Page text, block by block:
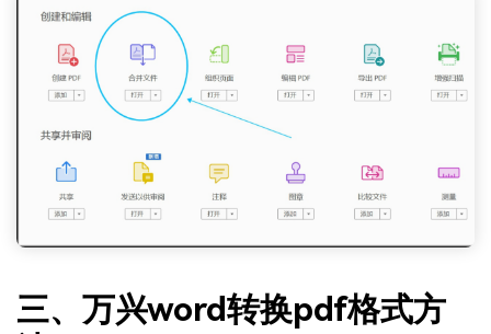
三、万兴word转换pdf格式方